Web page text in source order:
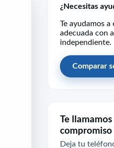
¿Necesitas
Te ayudamos a
adecuada con
independiente.
Comparar
Te llamamos
compromiso
Deja tu